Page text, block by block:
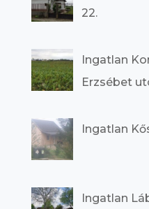
22.
Ingatlan
Erzsébet
Ingatlan
Ingatlan